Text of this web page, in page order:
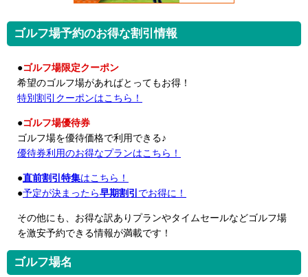
ゴルフ場予約のお得な割引情報
●ゴルフ場限定クーポン
希望のゴルフ場があればとってもお得！
特別割引クーポンはこちら！
●ゴルフ場優待券
ゴルフ場を優待価格で利用できる♪
優待券利用のお得なプランはこちら！
●直前割引特集はこちら！
●予定が決まったら早期割引 でお得に！
その他にも、お得な訳ありプランやタイムセールなどゴルフ場
を激安予約できる情報が満載です！
ゴルフ場名